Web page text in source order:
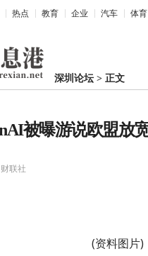
热点 教育 企业 汽车 体育
深圳论坛> 正文
被曝游说欧盟放
联社
(资料图片)